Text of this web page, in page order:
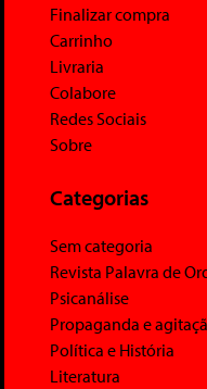
Finalizar compra
Carrinho
Livraria
Colabore
Redes Sociais
Sobre
Categorias
Sem categoria
Revista Palavra de
Psicanálise
Propaganda e
Política e História
Literatura